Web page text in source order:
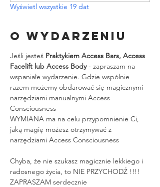
Wyświetl wszystkie 19 dat
O wydarzeniu
Jeśli jesteś Praktykiem Access Bars, Access
Facelift lub Access Body - zapraszam na
wspaniałe wydarzenie. Gdzie wspólnie
razem możemy obdarować się magicznymi
narzędziami manualnymi Access
Consciousness
WYMIANA ma na celu przypomnienie Ci,
jaką magię możesz otrzymywać z
narzędziami Access Consciousness
Chyba, że nie szukasz magicznie lekkiego i
radosnego życia, to NIE PRZYCHODŹ !!!!
ZAPRASZAM serdecznie